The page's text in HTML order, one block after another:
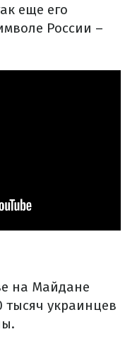
еще его
России –
на Майдане
тысяч украинцев